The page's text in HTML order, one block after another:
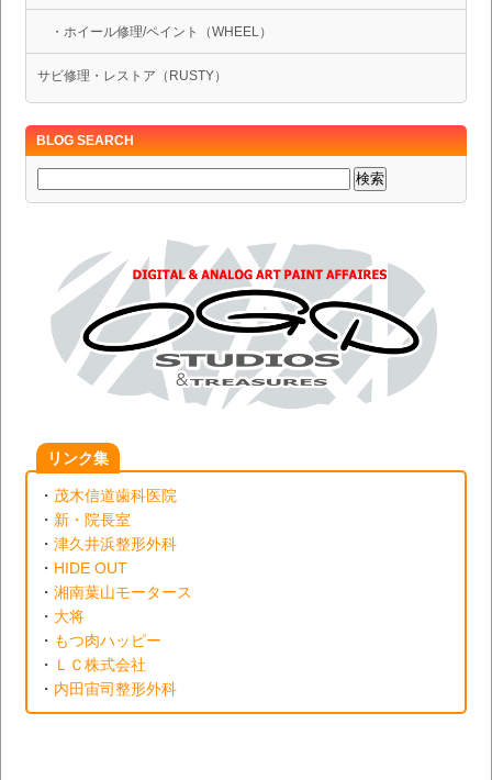
・ホイール修理/ペイント（WHEEL）
サビ修理・レストア（RUSTY）
BLOG SEARCH
リンク集
・ 茂木信道歯科医院
・ 新・院長室
・津久井浜整形外科
・ HIDE OUT
・湘南葉山モータース
・ 大将
・ もつ肉ハッピー
・ ＬＣ株式会社
・ 内田宙司整形外科